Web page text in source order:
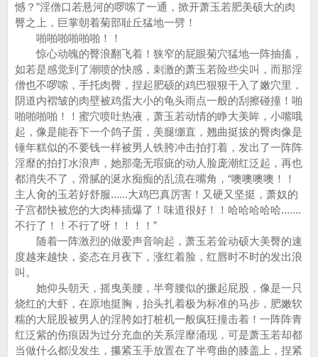
憾？”淫僧口若悬河的啰嗦了一通，掀开萧玉若肥美硕大的肉
臀之上，巨掌朝着菊部耻丘猛地一劈！
啪啪啪啪啪啪！！
惊心动魄的臀浪翻飞着！狭窄的屁眼菊穴猛地一阵抽搐，
如若是感觉到了潮喷的快感，刺激的萧玉若险些尖叫，而那淫
僧也不啰嗦，手托肉臀，捏起肥硕的鸡巴狠狠干入了嫩穴里，
阴道内褶皱的肉壁被鸡蛋大小的龟头雨点一般的刮擦碰撞！啪
啪啪啪啪！！蜜穴喷吐热液，萧玉若动情的睁大美眸，小嘴哦
起，像是能吞下一个鸽子蛋，美腿绷直，翘曲挺拔的臀肉像是
锤年糕似的不要钱一样被男人铁胯冲击拍打着，发出了一阵阵
淫靡的拍打水浪声，她那毫无瑕疵的动人脸庞潮红泛起，再也
都消失不了，滑腻的涎水痴痴的乱流在嘴角，“噢噢噢噢！！
主人肏的玉若好舒服......大鸡巴真厉害！又硬又坚挺，萧奴的
子宫都快被您的大肉棒插爆了！味道很好！！哈哈哈哈哈.......
不行了！！不行了呀！！！！”
随着一阵激烈的做爱声音响起，萧玉若耸动硕大美臀的速
度越来越快，姿态在月夜下，涨红着脸，红唇时不时的发出浪
叫。
她仰头朝天，摇曳美腰，半弯腰似的撅起屁股，像是一只
烧红的大虾，在原地挺胸，抬头扎着极为标准的马步，肥嫩软
糯的大屁股被男人的淫胯如打桩机一般疯狂撞击着！一阵阵青
红泛紫的伤痕因为过分充血的关系淫靡涌现，可是萧玉若却都
当做什么都没发生，攥紧玉手放置在了半弯曲的膝盖上，捏紧